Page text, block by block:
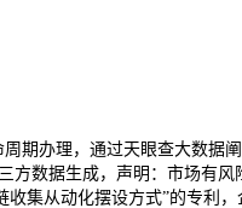
办理，通过天眼查大数据
数据生成，声明：市场有
集从动化摆设方式”的专